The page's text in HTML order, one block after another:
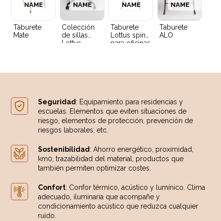
Taburete
Mate
NAME
Colección
de sillas
Lottus
NAME
Taburete
Lottus spin
para oficinas
NAME
Taburete
ALO
NAME
Seguridad : Equipamiento para residencias y
escuelas. Elementos que eviten situaciones de
riesgo, elementos de protección, prevención de
riesgos laborales, etc.
Sostenibilidad : Ahorro energético, proximidad,
km0, trazabilidad del material, productos que
también permiten optimizar costes.
Confort: Confor térmico, acústico y lumínico. Clima
adecuado, iluminaria que acompañe y
condicionamiento acústico que reduzca cualquier
ruido.